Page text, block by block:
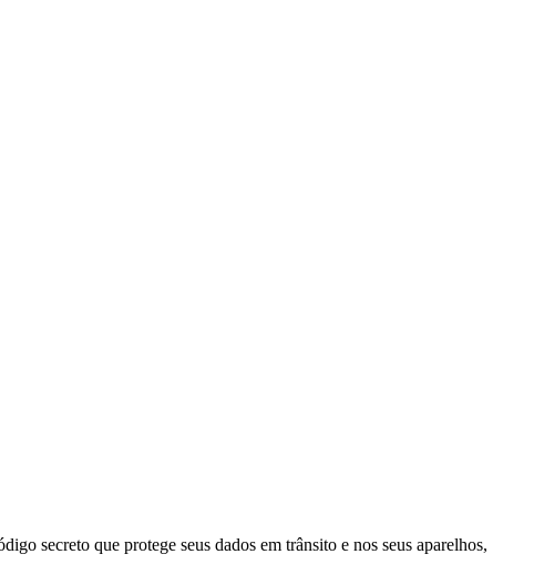
secreto que protege seus dados em trânsito e nos seus aparelhos,